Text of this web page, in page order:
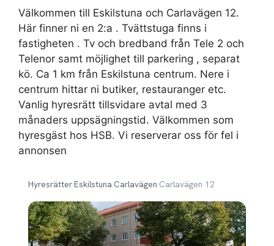
Välkommen till Eskilstuna och Carlavägen 12.
Här finner ni en 2:a . Tvättstuga finns i
fastigheten . Tv och bredband från Tele 2 och
Telenor samt möjlighet till parkering , separat
kö. Ca 1 km från Eskilstuna centrum. Nere i
centrum hittar ni butiker, restauranger etc.
Vanlig hyresrätt tillsvidare avtal med 3
månaders uppsägningstid. Välkommen som
hyresgäst hos HSB. Vi reserverar oss för fel i
annonsen
Hyresrätter›Eskilstuna›Carlavägen›Carlavägen 12